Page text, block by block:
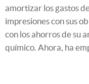
amortizar los gastos
impresiones con sus
con los ahorros de su
químico. Ahora, ha